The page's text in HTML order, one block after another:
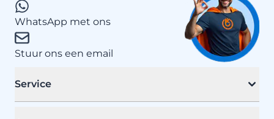
WhatsApp met ons
Stuur ons een email
Service